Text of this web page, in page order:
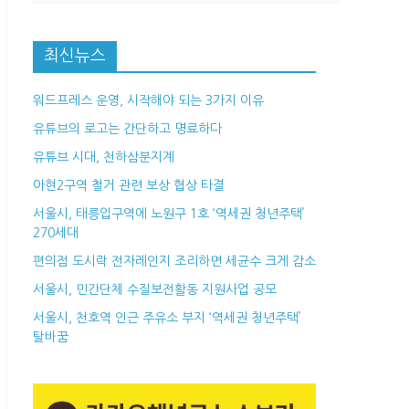
최신뉴스
워드프레스 운영, 시작해야 되는 3가지 이유
유튜브의 로고는 간단하고 명료하다
유튜브 시대, 천하삼분지계
아현2구역 철거 관련 보상 협상 타결
서울시, 태릉입구역에 노원구 1호 ‘역세권 청년주택’
270세대
편의점 도시락 전자레인지 조리하면 세균수 크게 감소
서울시, 민간단체 수질보전활동 지원사업 공모
서울시, 천호역 인근 주유소 부지 ‘역세권 청년주택’
탈바꿈